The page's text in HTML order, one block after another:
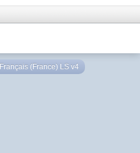
Français (France) LS v4